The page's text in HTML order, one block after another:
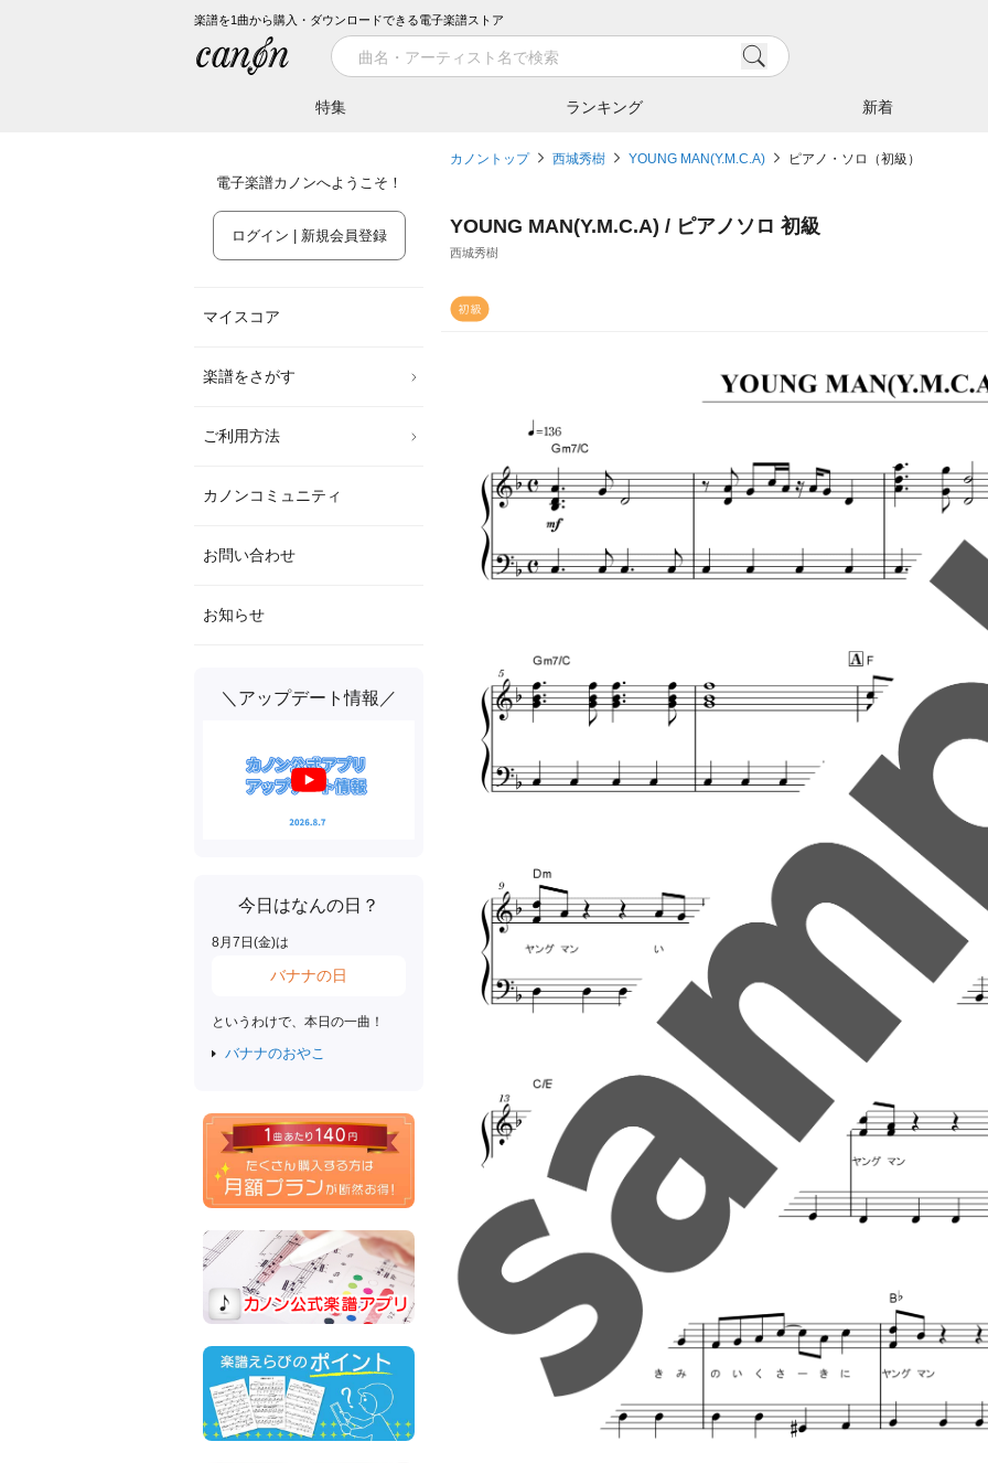
楽譜を1曲から購入・ダウンロードできる電子楽譜ストア
特集 ランキング 新着
電子楽譜カノンへようこそ！
ログイン | 新規会員登録
マイスコア
楽譜をさがす
ご利用方法
カノンコミュニティ
お問い合わせ
お知らせ
＼アップデート情報／
今日はなんの日？
8月 7 日(金)は
バナナの日
というわけで、本日の一曲！
バナナのおやこ
カノントップ 西城秀樹 YOUNG MAN(Y.M.C.A) ピアノ・ソロ（初級）
YOUNG MAN(Y.M.C.A) / ピアノソロ 初級
西城秀樹